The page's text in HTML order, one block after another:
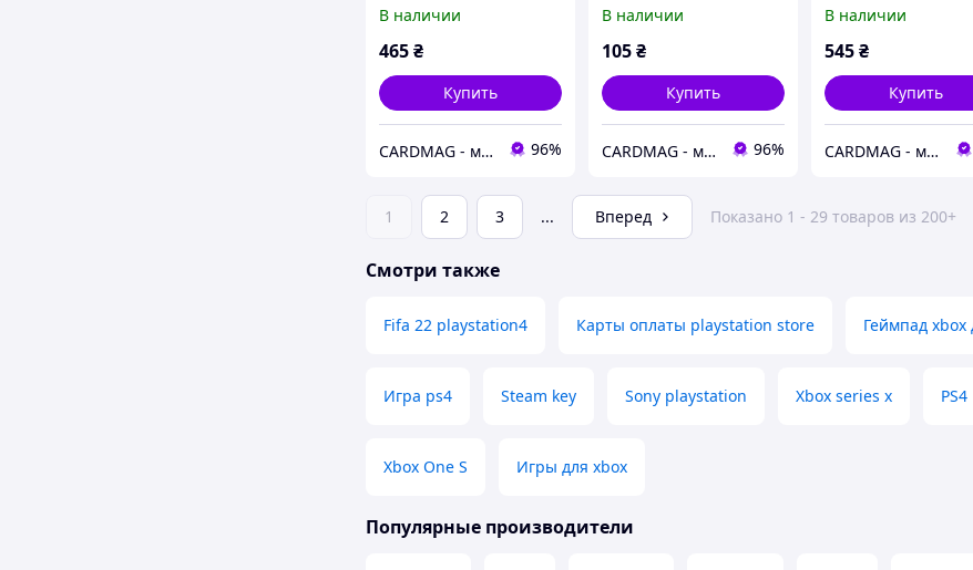
В наличии
465₴
Купить
CARDMAG - мультивалютный платежный сервис 96%
В наличии
105₴
Купить
CARDMAG - мультивалютный платежный сервис 96%
В наличии
545₴
Купить
CARDMAG - мультивалютный платежный сервис
1 2 3 ... Вперед Показано 1 - 29 товаров из 200+
Смотри также
Fifa 22 playstation4 Карты оплаты playstation store Геймпад xbox
Игра ps4 Steam key Sony playstation Xbox series x PS4
Xbox One S Игры для xbox
Популярные производители